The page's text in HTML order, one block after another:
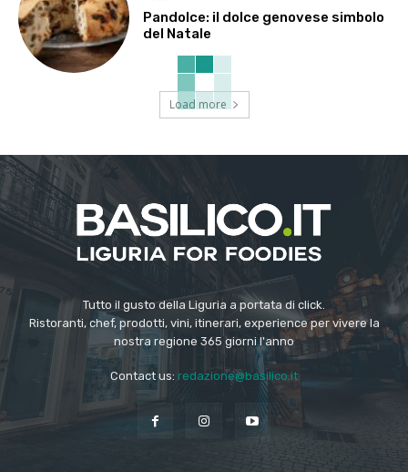
Pandolce: il dolce genovese simbolo
del Natale
Load more
Tutto il gusto della Liguria a portata di click.
Ristoranti, chef, prodotti, vini, itinerari, experience per vivere la
nostra regione 365 giorni l'anno
Contact us: redazione@basilico.it